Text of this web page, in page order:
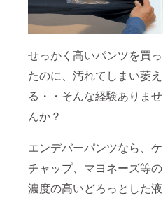
せっかく高いパンツを買っ
たのに、汚れてしまい萎え
る・・そんな経験ありませ
んか？
エンデバーパンツなら、ケ
チャップ、マヨネーズ等の
濃度の高いどろっとした液